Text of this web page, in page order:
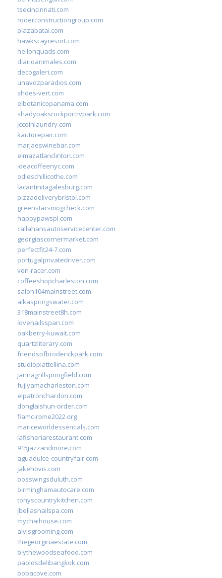
tsecincinnati.com
roderconstructiongroup.com
plazabatai.com
hawkscayresort.com
hellonquads.com
diarioanimales.com
decogaleri.com
unavozparadios.com
shoes-vert.com
elbotanicopanama.com
shadyoaksrockportrvpark.com
jccoinlaundry.com
kautorepair.com
marjaeswinebar.com
elmazatlanclinton.com
ideacoffeenyc.com
odieschillicothe.com
lacantinitagalesburg.com
pizzadeliverybristol.com
greenstarsmogcheck.com
happypawspl.com
callahansautoservicecenter.com
georgiascornermarket.com
perfectfit24-7.com
portugalprivatedriver.com
von-racer.com
coffeeshopcharleston.com
salon104mainstreet.com
alkaspringswater.com
318mainstreet8h.com
lovenailsspari.com
oakberry-kuwait.com
quartzliterary.com
friendsofbroderickpark.com
studiopiattellina.com
jannagrillspringfield.com
fujiyamacharleston.com
elpatronchardon.com
donglaishun-order.com
fiamc-rome2022.org
mariceworldessentials.com
lafisheriarestaurant.com
915jazzandmore.com
aguadulce-countryfair.com
jakehovis.com
bosswingsduluth.com
birminghamautocare.com
tonyscountrykitchen.com
jbellasnailspa.com
mychaihouse.com
alvisgrooming.com
thegeorginaestate.com
blythewoodseafood.com
paolosdelibangkok.com
bobacove.com